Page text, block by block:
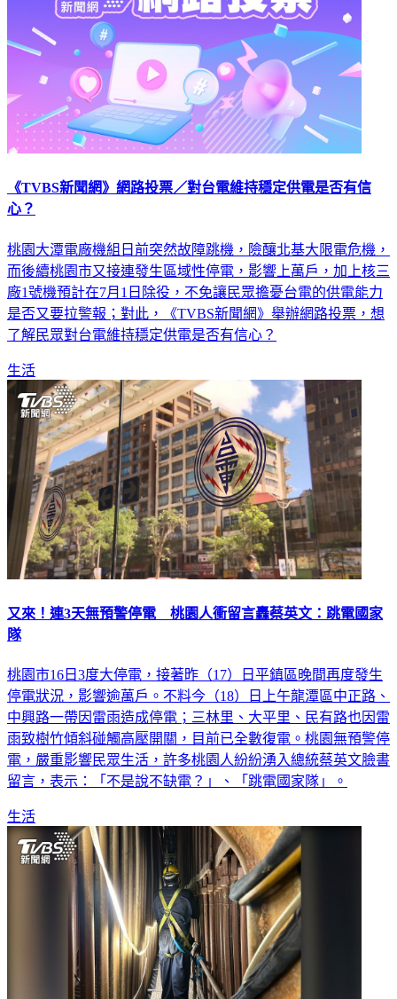
《TVBS新聞網》網路投票／對台電維持穩定供電是否有信
心？
桃園大潭電廠機組日前突然故障跳機，險釀北基大限電危機，
而後續桃園市又接連發生區域性停電，影響上萬戶，加上核三
廠1號機預計在7月1日除役，不免讓民眾擔憂台電的供電能力
是否又要拉警報；對此，《TVBS新聞網》舉辦網路投票，想
了解民眾對台電維持穩定供電是否有信心？
生活
又來！連3天無預警停電 桃園人衝留言轟蔡英文：跳電國家
隊
桃園市16日3度大停電，接著昨（17）日平鎮區晚間再度發生
停電狀況，影響逾萬戶。不料今（18）日上午龍潭區中正路、
中興路一帶因雷雨造成停電；三林里、大平里、民有路也因雷
雨致樹竹傾斜碰觸高壓開關，目前已全數復電。桃園無預警停
電，嚴重影響民眾生活，許多桃園人紛紛湧入總統蔡英文臉書
留言，表示：「不是說不缺電？」、「跳電國家隊」。
生活